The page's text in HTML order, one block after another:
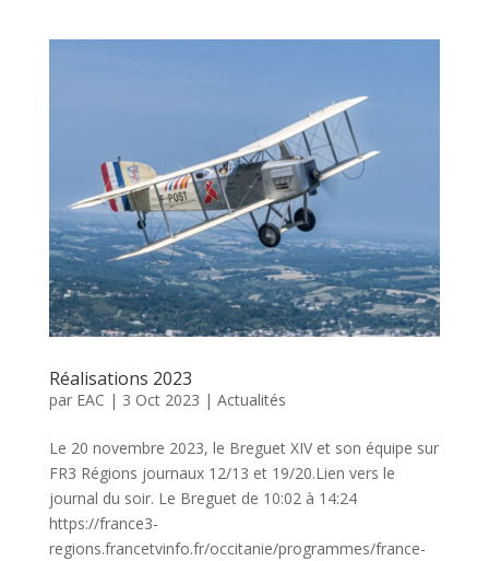
Réalisations 2023
par EAC | 3 Oct 2023 | Actualités
Le 20 novembre 2023, le Breguet XIV et son équipe sur
FR3 Régions journaux 12/13 et 19/20.Lien vers le
journal du soir. Le Breguet de 10:02 à 14:24
https://france3-
regions.francetvinfo.fr/occitanie/programmes/france-